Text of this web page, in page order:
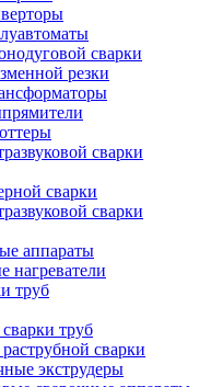
сварки
резки
сварки
сварки
сварки
аппараты
нагреватели
труб
труб
сварки
экструдеры